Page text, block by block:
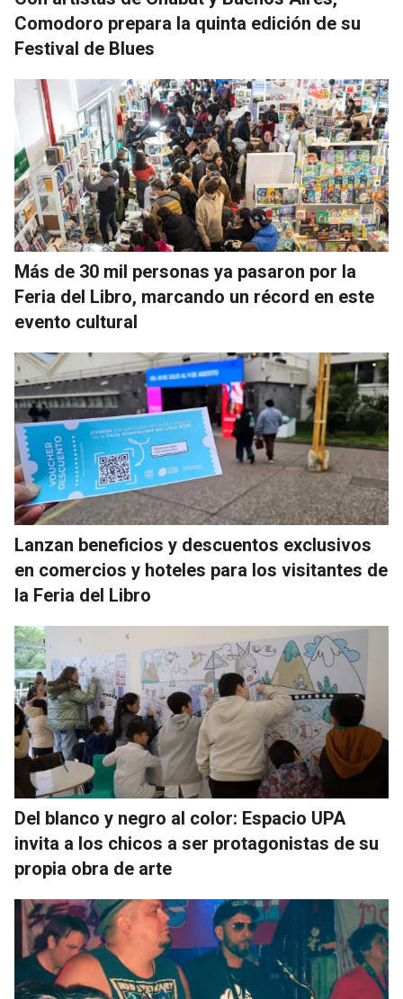
Comodoro prepara la quinta edición de su
Festival de Blues
Más de 30 mil personas ya pasaron por la
Feria del Libro, marcando un récord en este
evento cultural
Lanzan beneficios y descuentos exclusivos
en comercios y hoteles para los visitantes de
la Feria del Libro
Del blanco y negro al color: Espacio UPA
invita a los chicos a ser protagonistas de su
propia obra de arte